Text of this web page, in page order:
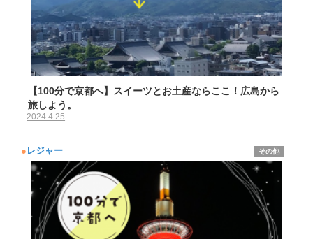
【100分で京都へ】スイーツとお土産ならここ！広島から
旅しよう。
2024.4.25
● レジャー その他